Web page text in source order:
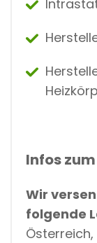
Infos
Wir
folgende
Österreich,